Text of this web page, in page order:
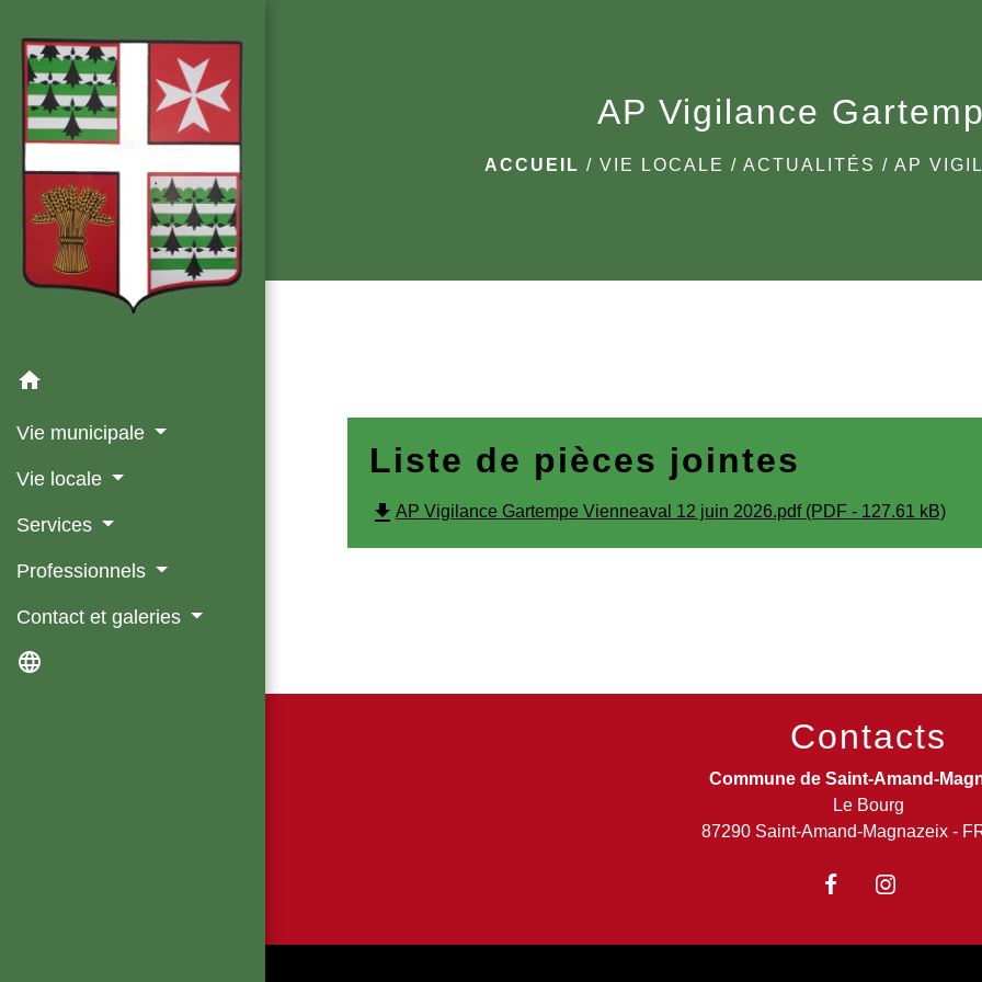
home
Vie municipale
Vie locale
Services
Professionnels
Contact et galeries
language
AP Vigilance
ACCUEIL / VIE LOCALE / ACTUALITÉS / AP
Liste de pièces jointes
file_download AP Vigilance Gartempe Vienneaval 12 juin 2026.pdf (PDF - 127.61 kB)
Contacts
Commune de Saint-Amand-
Le Bourg
87290 Saint-Amand-Magnazeix -